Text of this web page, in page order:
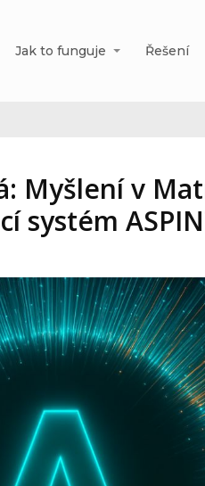
Jak to funguje Řešení
Myšlení v
systém